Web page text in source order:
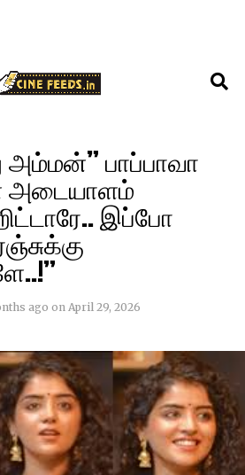
பாப்பாவா
அடையாளம்
இப்போ
ago on April 29, 2026